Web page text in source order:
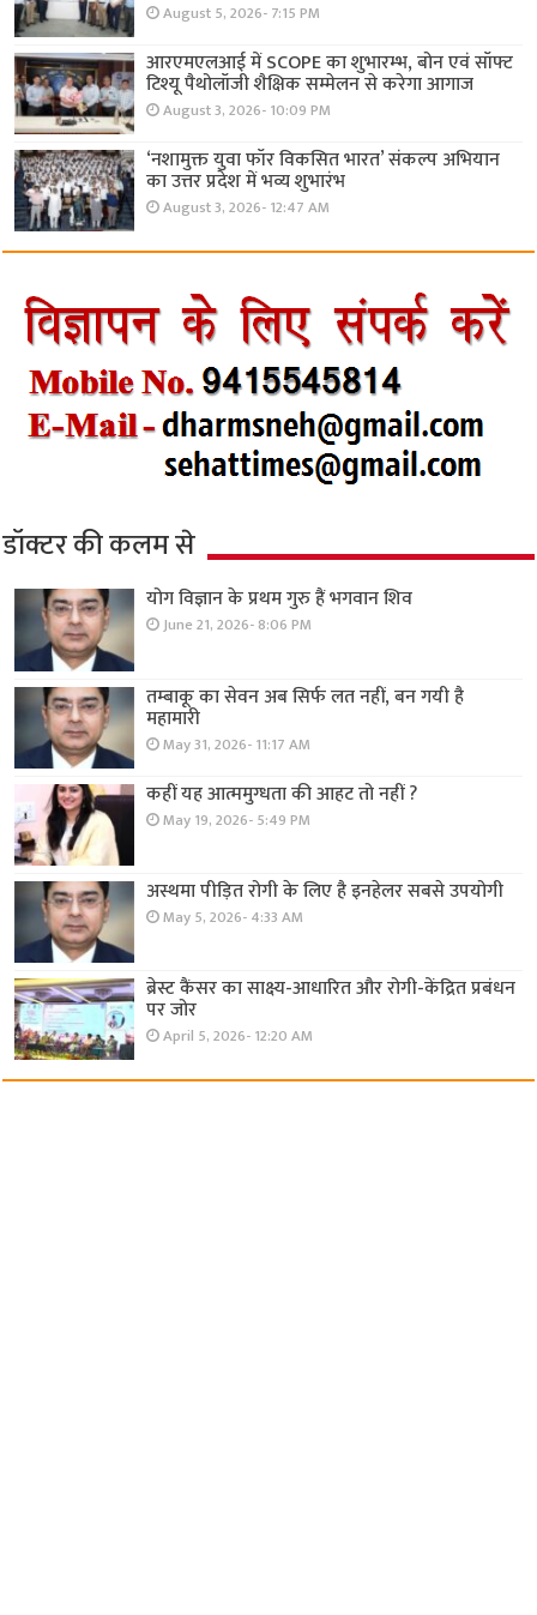
August 5, 2026- 7:15 PM
आरएमएलआई में SCOPE का शुभारम्भ, बोन एवं सॉफ्ट
टिश्यू पैथोलॉजी शैक्षिक सम्मेलन से करेगा आगाज
August 3, 2026- 10:09 PM
‘नशामुक्त युवा फॉर विकसित भारत’ संकल्प अभियान
का उत्तर प्रदेश में भव्य शुभारंभ
August 3, 2026- 12:47 AM
डॉक्टर की कलम से
योग विज्ञान के प्रथम गुरु हैं भगवान शिव
June 21, 2026- 8:06 PM
तम्बाकू का सेवन अब सिर्फ लत नहीं, बन गयी है
महामारी
May 31, 2026- 11:17 AM
कहीं यह आत्ममुग्धता की आहट तो नहीं ?
May 19, 2026- 5:49 PM
अस्थमा पीड़ित रोगी के लिए है इनहेलर सबसे उपयोगी
May 5, 2026- 4:33 AM
ब्रेस्ट कैंसर का साक्ष्य-आधारित और रोगी-केंद्रित प्रबंधन
पर जोर
April 5, 2026- 12:20 AM